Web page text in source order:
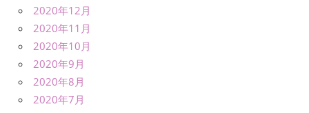
2020年12月
2020年11月
2020年10月
2020年9月
2020年8月
2020年7月